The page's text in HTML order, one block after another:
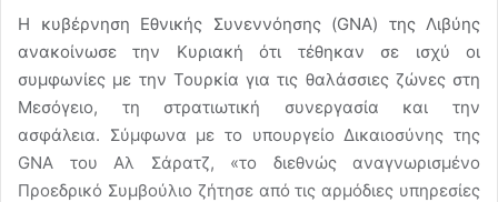
Η κυβέρνηση Εθνικής Συνεννόησης (GNA) της Λιβύης
ανακοίνωσε την Κυριακή ότι τέθηκαν σε ισχύ οι
συμφωνίες με την Τουρκία για τις θαλάσσιες ζώνες στη
Μεσόγειο, τη στρατιωτική συνεργασία και την
ασφάλεια. Σύμφωνα με το υπουργείο Δικαιοσύνης της
GΝΑ του Αλ Σάρατζ, «το διεθνώς αναγνωρισμένο
Προεδρικό Συμβούλιο ζήτησε από τις αρμόδιες υπηρεσίες